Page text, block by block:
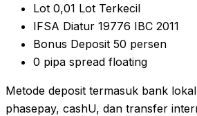
Lot 0,01 Lot Terkecil
IFSA Diatur 19776 IBC 2011
Bonus Deposit 50 persen
0 pipa spread floating
Metode deposit termasuk bank
phasepay, cashU, dan transfer